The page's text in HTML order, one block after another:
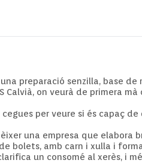
preparació senzilla, base
Calvià, on veurà de primera
per veure si és capaç
una empresa que
bolets, amb carn i xulla i
un consomé al xerès, i